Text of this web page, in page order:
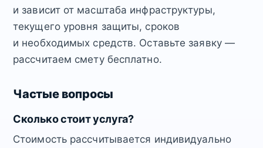
и зависит от масштаба инфраструктуры,
текущего уровня защиты, сроков
и необходимых средств. Оставьте заявку —
рассчитаем смету бесплатно.
Частые вопросы
Сколько стоит услуга?
Стоимость рассчитывается индивидуально